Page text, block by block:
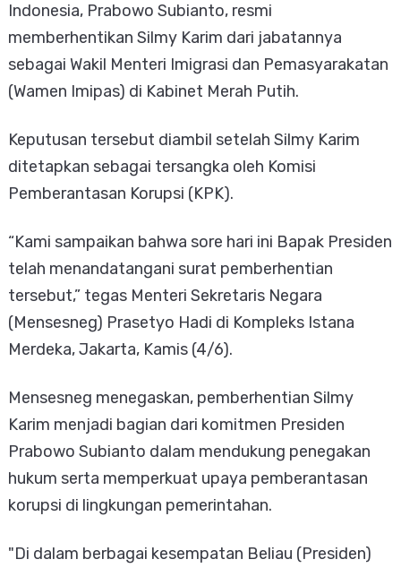
Indonesia, Prabowo Subianto, resmi
memberhentikan Silmy Karim dari jabatannya
sebagai Wakil Menteri Imigrasi dan Pemasyarakatan
(Wamen Imipas) di Kabinet Merah Putih.
Keputusan tersebut diambil setelah Silmy Karim
ditetapkan sebagai tersangka oleh Komisi
Pemberantasan Korupsi (KPK).
“Kami sampaikan bahwa sore hari ini Bapak Presiden
telah menandatangani surat pemberhentian
tersebut,” tegas Menteri Sekretaris Negara
(Mensesneg) Prasetyo Hadi di Kompleks Istana
Merdeka, Jakarta, Kamis (4/6).
Mensesneg menegaskan, pemberhentian Silmy
Karim menjadi bagian dari komitmen Presiden
Prabowo Subianto dalam mendukung penegakan
hukum serta memperkuat upaya pemberantasan
korupsi di lingkungan pemerintahan.
"Di dalam berbagai kesempatan Beliau (Presiden)